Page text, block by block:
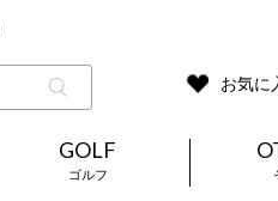
お気に
GOLF
ゴルフ